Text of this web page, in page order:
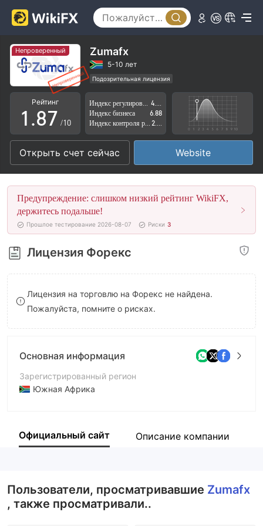
Непроверенный Zumafx
5-10 лет
Подозрительная лицензия
Регион деятельности подозрителен
Высокие потенциальные риски
Рейтинг
0
1
2
3
4
5
6
7
8
9
.
4
5
6
7
8
9
3
4
5
6
7
8
9
/10
Индекс бизнеса
6.88
Открыть счет сейчас Website
Предупреждение: слишком низкий рейтинг WikiFX,
держитесь подальше!
Прошлое тестирование 2026-08-07 Риски 3
Лицензия Форекс
Лицензия на торговлю на Форекс не найдена.
Пожалуйста, помните о рисках.
Основная информация
Зарегистрированный регион
Южная Африка
Компания
Официальный сайт Описание компании
Пользователи, просматривавшие Zumafx
, также просматривали..